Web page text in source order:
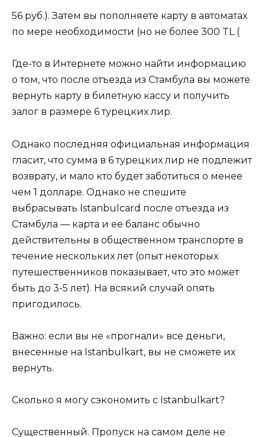
56 руб.). Затем вы пополняете карту в автоматах
по мере необходимости (но не более 300 TL (
Где-то в Интернете можно найти информацию
о том, что после отъезда из Стамбула вы можете
вернуть карту в билетную кассу и получить
залог в размере 6 турецких лир.
Однако последняя официальная информация
гласит, что сумма в 6 турецких лир не подлежит
возврату, и мало кто будет заботиться о менее
чем 1 долларе. Однако не спешите
выбрасывать Istanbulcard после отъезда из
Стамбула — карта и ее баланс обычно
действительны в общественном транспорте в
течение нескольких лет (опыт некоторых
путешественников показывает, что это может
быть до 3-5 лет). На всякий случай опять
пригодилось.
Важно: если вы не «прогнали» все деньги,
внесенные на Istanbulkart, вы не сможете их
вернуть.
Сколько я могу сэкономить с Istanbulkart?
Существенный. Пропуск на самом деле не